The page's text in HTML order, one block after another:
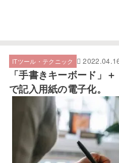
ITツール・テクニック
「手書きキーボード」
で記入用紙の電子化。